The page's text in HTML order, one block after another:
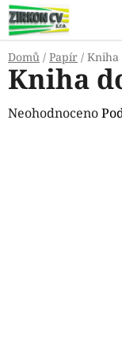
Přejít
na
obsah
Domů / Papír / Kniha
Kniha
Průměrné
Neohodnoceno